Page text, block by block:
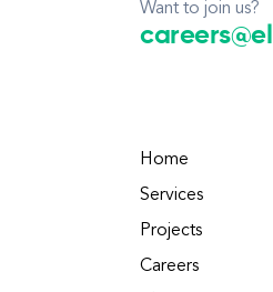
Want to join us?
Home
Services
Projects
Careers